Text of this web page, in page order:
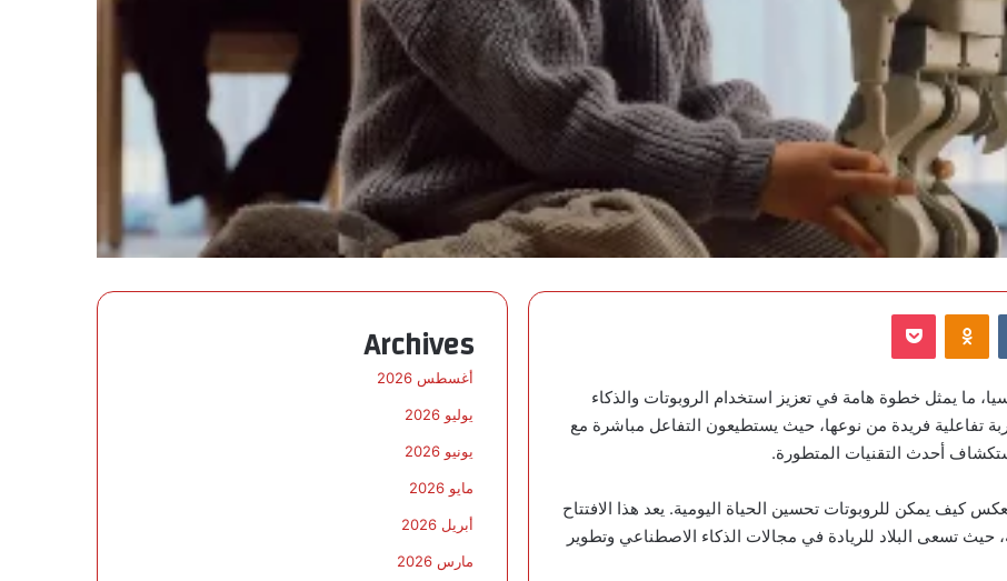
ما يمثل خطوة هامة في تعزيز استخدام الروبوتات والذكاء
تفاعلية فريدة من نوعها، حيث يستطيعون التفاعل مباشرة مع
استكشاف أحدث التقنيات المتطورة.
كيف يمكن للروبوتات تحسين الحياة اليومية. يعد هذا الافتتاح
حيث تسعى البلاد للريادة في مجالات الذكاء الاصطناعي وتطوير
Archives
أغسطس 2026
يوليو 2026
يونيو 2026
مايو 2026
أبريل 2026
مارس 2026